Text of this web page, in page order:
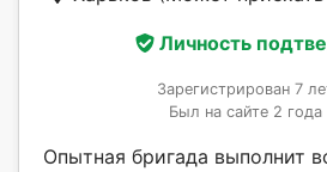
Личность
Зарегистрирован 7
Был на сайте 2 года
Опытная бригада выполнит